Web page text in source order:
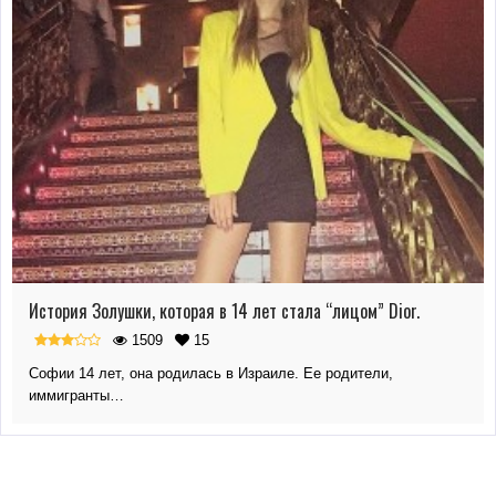
История Золушки, которая в 14 лет стала “лицом” Dior.
1509
15
Софии 14 лет, она родилась в Израиле. Ее родители,
иммигранты…